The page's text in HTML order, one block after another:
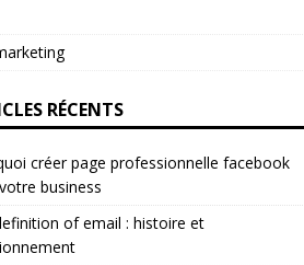
RÉCENTS
créer page professionnelle facebook
business
of email : histoire et